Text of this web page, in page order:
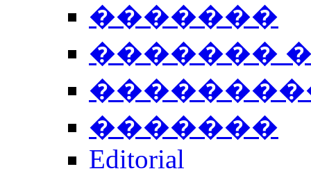
�������
�������
�������
Editorial